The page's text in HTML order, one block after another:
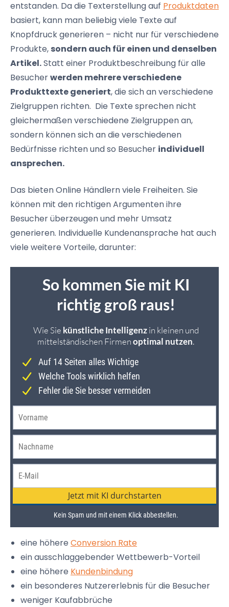
entstanden. Da die Texterstellung auf Produktdaten
basiert, kann man beliebig viele Texte auf
Knopfdruck generieren – nicht nur für verschiedene
Produkte, sondern auch für einen und denselben
Artikel.Statt einer Produktbeschreibung für alle
Besucherwerden mehrere verschiedene
Produkttexte generiert, die sich an verschiedene
Zielgruppen richten. Die Texte sprechen nicht
gleichermaßen verschiedene Zielgruppen an,
sondern können sich an die verschiedenen
Bedürfnisse richten und so Besucher individuell
ansprechen.
Das bieten Online Händlern viele Freiheiten. Sie
können mit den richtigen Argumenten ihre
Besucher überzeugen und mehr Umsatz
generieren. Individuelle Kundenansprache hat auch
viele weitere Vorteile, darunter:
eine höhere Conversion Rate
ein ausschlaggebender Wettbewerb-Vorteil
eine höhere Kundenbindung
ein besonderes Nutzererlebnis für die Besucher
weniger Kaufabbrüche